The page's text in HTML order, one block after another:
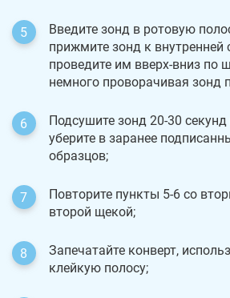
Введите зонд в ротовую
прижмите зонд к внутренней
проведите им вверх-вниз по
немного проворачивая зонд
Подсушите зонд 20-30 секунд
уберите в заранее
образцов;
Повторите пункты 5-6 со
второй щекой;
Запечатайте конверт,
клейкую полосу;